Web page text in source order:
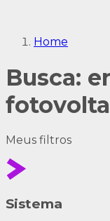
Home
Busca:
Meus filtros
Sistema